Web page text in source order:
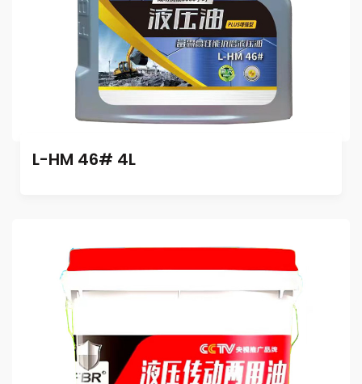
L-HM 46# 4L